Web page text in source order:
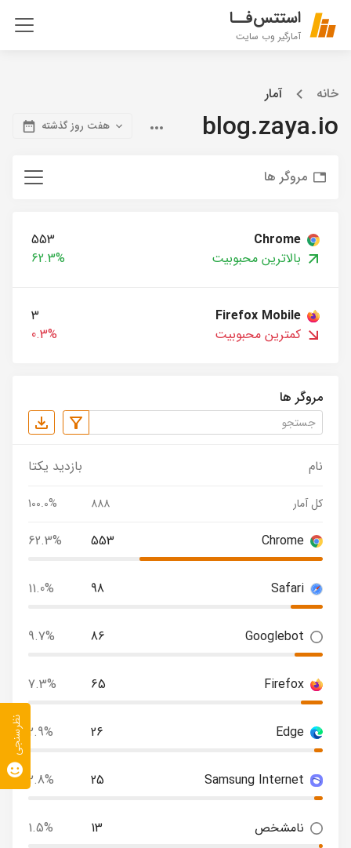
استتس‌فــا
آمارگیر وب سایت
خانه آمار
blog.zaya.io هفت روز گذشته
مروگر ها
Chrome
553
بالاترین محبوبیت
62.3%
Firefox Mobile
3
کمترین محبوبیت
0.3%
مروگر ها
نام بازدید یکتا
کل آمار 888
100.0%
Chrome
553
62.3%
Safari
98
11.0%
Googlebot
86
9.7%
Firefox
65
7.3%
Edge
26
2.9%
Samsung Internet
25
2.8%
نامشخص 13
1.5%
نظرسنجی